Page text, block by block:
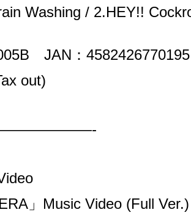
Washing / 2.HEY!!
JAN ： 4582426770195
out)
」 Music Video (Full Ver.)